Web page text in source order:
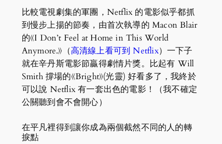
比較電視劇集的軍團，Netflix 的電影似乎都抓
到慢步上揚的節奏，由首次執導的 Macon Blair
的《I Don’t Feel at Home in This World
Anymore.》（高清線上看可到 Netflix）一下子
就在辛丹斯電影節贏得劇情片獎。比起有 Will
Smith 撐場的《Bright》(光靈) 好看多了，我終於
可以說 Netflix 有一套出色的電影！（我不確定
公關聽到會不會開心）
在平凡裡得到讓你成為兩個截然不同的人的轉
捩點